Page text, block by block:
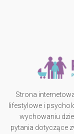
Strona
lifestylowe i
wychowaniu
pytania dotyczące